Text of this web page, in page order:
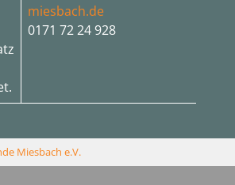
miesbach.de
0171 72 24 928
Miesbach e.V.